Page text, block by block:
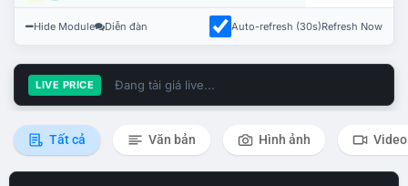
Hide Module Diễn đàn Auto-refresh (30s)Refresh Now
LIVE PRICE Đang tải giá live...
Tất cả Văn bản Hình ảnh Video